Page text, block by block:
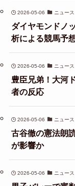
2026-05-06 ニュース
ダイヤモンドノ
析による競馬予
2026-05-06 ニュース
豊臣兄弟！大河
者の反応
2026-05-06 ニュース
古谷徹の憲法朗
が影響か
2026-05-06 ニュース